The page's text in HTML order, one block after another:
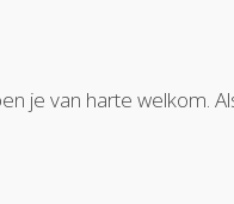
je van harte welkom.